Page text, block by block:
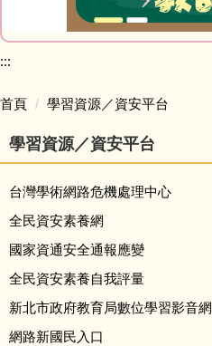
榮譽榜網站
研習資訊
網路資源
會計室
人事室
幼兒園
進修部
:::
首頁 學習資源／資安平台
學習資源／資安平台
台灣學術網路危機處理中心
全民資安素養網
國家資通安全通報應變
全民資安素養自我評量
新北市政府教育局數位學習影音網
網路新國民入口